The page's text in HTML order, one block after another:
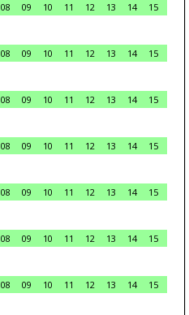
08 09 10 11 12 13 14
15
08 09 10 11 12 13 14
15
08 09 10 11 12 13 14
15
08 09 10 11 12 13 14
15
08 09 10 11 12 13 14
15
08 09 10 11 12 13 14
15
08 09 10 11 12 13 14
15